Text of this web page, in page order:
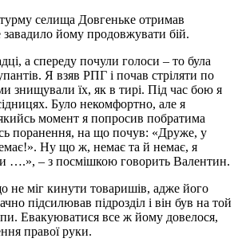
селища Довгеньке отримав
йому продовжувати бій.
а спереду почули голоси – то була
Я взяв РПГ і почав стріляти по
знищували їх, як в тирі. Під час бою я
Було некомфортно, але я
момент я попросив побратима
поранення, на що почув: «Друже, у
Ну що ж, немає та й немає, я
….», – з посмішкою говорить Валентин.
не міг кинути товаришів, адже його
підсилював підрозділ і він був на той
Евакуюватися все ж йому довелося,
правої руки.